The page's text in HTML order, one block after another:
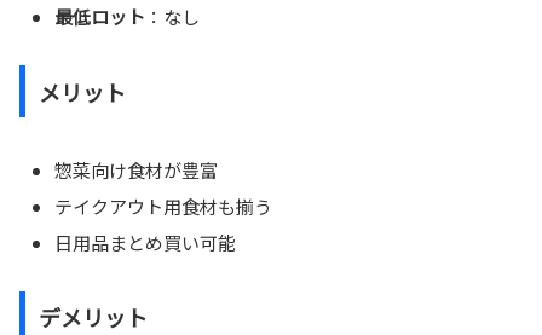
最低ロット ：なし
メリット
惣菜向け食材が豊富
テイクアウト用食材も揃う
日用品まとめ買い可能
デメリット